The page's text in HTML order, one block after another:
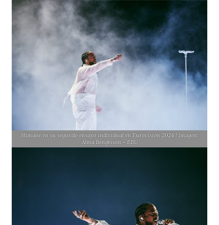
Slimane en su segundo ensayo individual en Eurovisión 2024 | Imagen:
Alma Bengtsson – EBU